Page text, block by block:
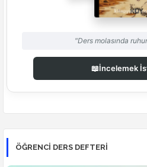
"Ders molasında
📖İncelemek
ÖĞRENCI DERS DEFTERI